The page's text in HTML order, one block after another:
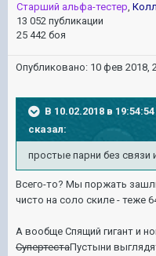
Старший альфа-тестер,
13 052 публикации
25 442 боя
Опубликовано: 10 фев 2018,
В 10.02.2018 в
сказал:
простые парни без связи
Всего-то? Мы поржать
чисто на соло скиле - теже
А вообще Спящий гигант и
СупертестаПустыни